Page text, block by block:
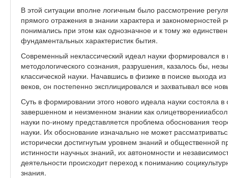
В этой ситуации вполне логичным было рассмотрение
прямого отражения в знании характера и закономерностей
понимались при этом как однозначное и к тому же
фундаментальных характеристик бытия.
Современный неклассический идеал науки формировался в
методологического сознания, разрушения, казалось бы,
классической науки. Начавшись в физике в поиске выхода
веков, он постепенно эксплицировался и захватывал все
Суть в формировании этого нового идеала науки состояла в
завершенном и неизменном знании как
науки по-иному представляется проблема обоснования
науки. Их обоснование изначально не может
исторически достигнутым уровнем знаний и общественной
истинности научных знаний, их автономности и
деятельности происходит переход к пониманию
знания.